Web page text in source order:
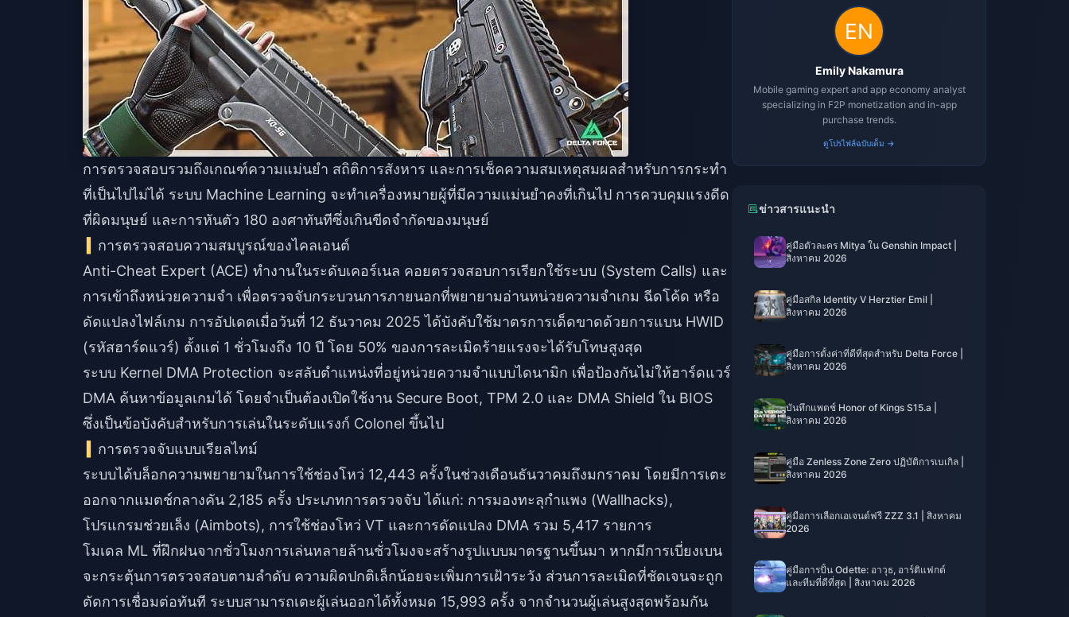
การตรวจสอบรวมถึงเกณฑ์ความแม่นยำ สถิติการสังหาร และการเช็คความสมเหตุสมผลสำหรับการกระทำ
ที่เป็นไปไม่ได้ ระบบ Machine Learning จะทำเครื่องหมายผู้ที่มีความแม่นยำคงที่เกินไป การควบคุมแรงดีด
ที่ผิดมนุษย์ และการหันตัว 180 องศาทันทีซึ่งเกินขีดจำกัดของมนุษย์
การตรวจสอบความสมบูรณ์ของไคลเอนต์
Anti-Cheat Expert (ACE) ทำงานในระดับเคอร์เนล คอยตรวจสอบการเรียกใช้ระบบ (System Calls) และ
การเข้าถึงหน่วยความจำ เพื่อตรวจจับกระบวนการภายนอกที่พยายามอ่านหน่วยความจำเกม ฉีดโค้ด หรือ
ดัดแปลงไฟล์เกม การอัปเดตเมื่อวันที่ 12 ธันวาคม 2025 ได้บังคับใช้มาตรการเด็ดขาดด้วยการแบน HWID
(รหัสฮาร์ดแวร์) ตั้งแต่ 1 ชั่วโมงถึง 10 ปี โดย 50% ของการละเมิดร้ายแรงจะได้รับโทษสูงสุด
ระบบ Kernel DMA Protection จะสลับตำแหน่งที่อยู่หน่วยความจำแบบไดนามิก เพื่อป้องกันไม่ให้ฮาร์ดแวร์
DMA ค้นหาข้อมูลเกมได้ โดยจำเป็นต้องเปิดใช้งาน Secure Boot, TPM 2.0 และ DMA Shield ใน BIOS
ซึ่งเป็นข้อบังคับสำหรับการเล่นในระดับแรงก์ Colonel ขึ้นไป
การตรวจจับแบบเรียลไทม์
ระบบได้บล็อกความพยายามในการใช้ช่องโหว่ 12,443 ครั้งในช่วงเดือนธันวาคมถึงมกราคม โดยมีการเตะ
ออกจากแมตช์กลางคัน 2,185 ครั้ง ประเภทการตรวจจับ ได้แก่: การมองทะลุกำแพง (Wallhacks),
โปรแกรมช่วยเล็ง (Aimbots), การใช้ช่องโหว่ VT และการดัดแปลง DMA รวม 5,417 รายการ
โมเดล ML ที่ฝึกฝนจากชั่วโมงการเล่นหลายล้านชั่วโมงจะสร้างรูปแบบมาตรฐานขึ้นมา หากมีการเบี่ยงเบน
จะกระตุ้นการตรวจสอบตามลำดับ ความผิดปกติเล็กน้อยจะเพิ่มการเฝ้าระวัง ส่วนการละเมิดที่ชัดเจนจะถูก
ตัดการเชื่อมต่อทันที ระบบสามารถเตะผู้เล่นออกได้ทั้งหมด 15,993 ครั้ง จากจำนวนผู้เล่นสูงสุดพร้อมกัน
Emily Nakamura
Mobile gaming expert and app economy analyst
specializing in F2P monetization and in-app
purchase trends.
ดูโปรไฟล์ฉบับเต็ม →
ข่าวสารแนะนำ
คู่มือตัวละคร Mitya ใน Genshin Impact |
สิงหาคม 2026
คู่มือสกิล Identity V Herztier Emil |
สิงหาคม 2026
คู่มือการตั้งค่าที่ดีที่สุดสำหรับ Delta Force |
สิงหาคม 2026
บันทึกแพตช์ Honor of Kings S15.a |
สิงหาคม 2026
คู่มือ Zenless Zone Zero ปฏิบัติการเบเกิล |
สิงหาคม 2026
คู่มือการเลือกเอเจนต์ฟรี ZZZ 3.1 | สิงหาคม
2026
คู่มือการปั้น Odette: อาวุธ, อาร์ติแฟกต์
และทีมที่ดีที่สุด | สิงหาคม 2026